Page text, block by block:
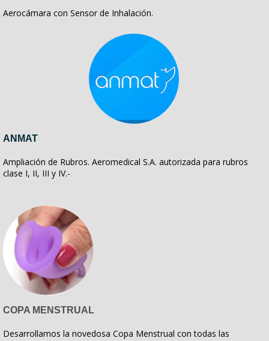
Aerocámara con Sensor de Inhalación.
ANMAT
Ampliación de Rubros. Aeromedical S.A. autorizada para rubros
clase I, II, III y IV.-
COPA MENSTRUAL
Desarrollamos la novedosa Copa Menstrual con todas las